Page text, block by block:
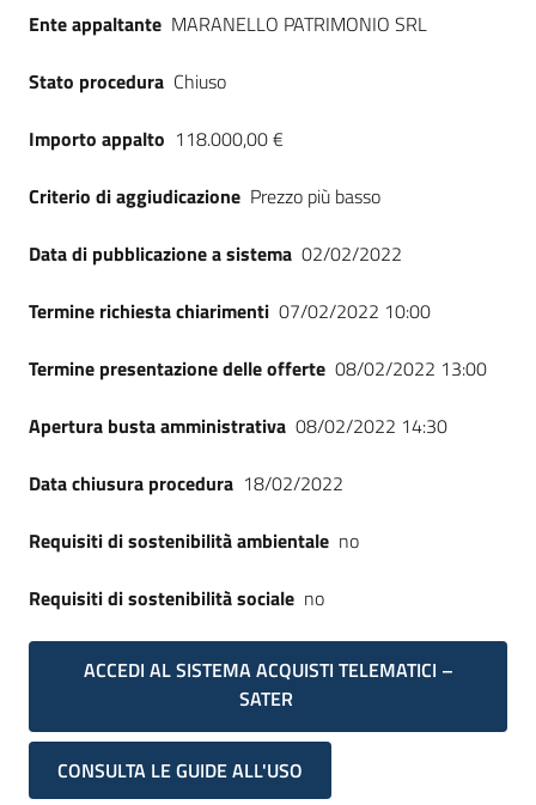
Ente appaltante MARANELLO PATRIMONIO SRL
Stato procedura Chiuso
Importo appalto 118.000,00 €
Criterio di aggiudicazione Prezzo più basso
Data di pubblicazione a sistema 02/02/2022
Termine richiesta chiarimenti 07/02/2022 10:00
Termine presentazione delle offerte 08/02/2022 13:00
Apertura busta amministrativa 08/02/2022 14:30
Data chiusura procedura 18/02/2022
Requisiti di sostenibilità ambientale no
Requisiti di sostenibilità sociale no
ACCEDI AL SISTEMA ACQUISTI TELEMATICI –
SATER
CONSULTA LE GUIDE ALL'USO